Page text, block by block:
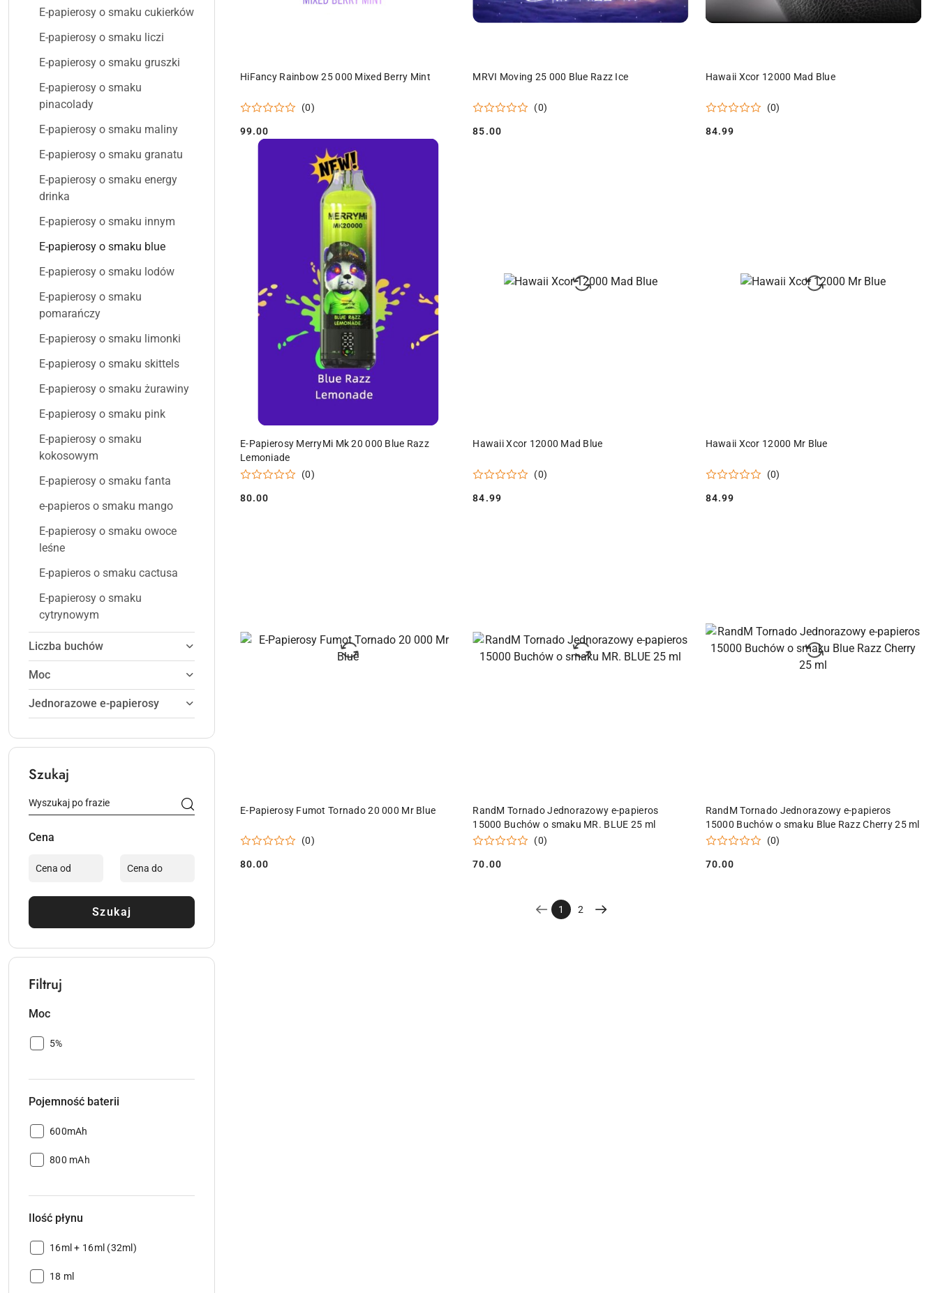
E-papierosy o smaku cukierków
E-papierosy o smaku liczi
E-papierosy o smaku gruszki
E-papierosy o smaku
pinacolady
E-papierosy o smaku maliny
E-papierosy o smaku granatu
E-papierosy o smaku energy
drinka
E-papierosy o smaku innym
E-papierosy o smaku blue
E-papierosy o smaku lodów
E-papierosy o smaku
pomarańczy
E-papierosy o smaku limonki
E-papierosy o smaku skittels
E-papierosy o smaku żurawiny
E-papierosy o smaku pink
E-papierosy o smaku
kokosowym
E-papierosy o smaku fanta
e-papieros o smaku mango
E-papierosy o smaku owoce
leśne
E-papieros o smaku cactusa
E-papierosy o smaku
cytrynowym
Liczba buchów
Moc
Jednorazowe e-papierosy
Szukaj
Cena
Szukaj
Filtruj
Moc
Moc:
5%
Pojemność baterii
Pojemność
600mAh
Pojemność
800 mAh
Ilość płynu
Ilość
16ml + 16ml (32ml)
Ilość
18 ml
HiFancy Rainbow 25 000 Mixed Berry Mint
(0)
Cena:
99.00
MRVI Moving 25 000 Blue Razz Ice
(0)
Cena:
85.00
Hawaii Xcor 12000 Mad Blue
(0)
Cena:
84.99
E-Papierosy MerryMi Mk 20 000 Blue Razz
Lemoniade
(0)
Cena:
80.00
Hawaii Xcor 12000 Mad Blue
(0)
Cena:
84.99
Hawaii Xcor 12000 Mr Blue
(0)
Cena:
84.99
E-Papierosy Fumot Tornado 20 000 Mr Blue
(0)
Cena:
80.00
RandM Tornado Jednorazowy e-papieros
15000 Buchów o smaku MR. BLUE 25 ml
(0)
Cena:
70.00
RandM Tornado Jednorazowy e-papieros
15000 Buchów o smaku Blue Razz Cherry 25 ml
(0)
Cena:
70.00
1 2